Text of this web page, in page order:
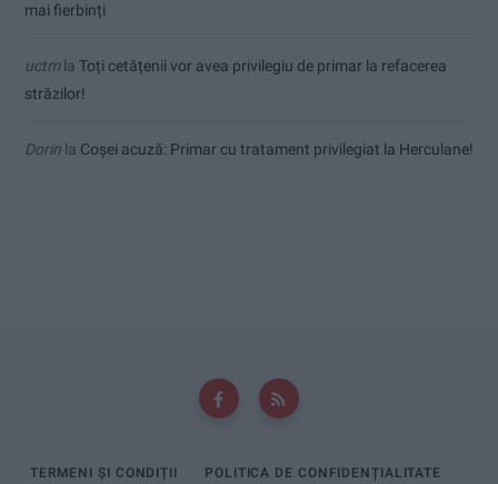
mai fierbinți
uctmla Toți cetățenii vor avea privilegiu de primar la refacerea
străzilor!
Dorin la Coșei acuză: Primar cu tratament privilegiat la Herculane!
TERMENI ȘI CONDIȚII POLITICA DE CONFIDENȚIALITATE